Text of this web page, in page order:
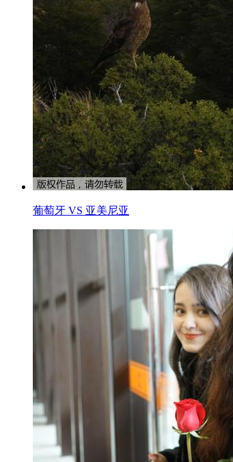
葡萄牙 VS 亚美尼亚